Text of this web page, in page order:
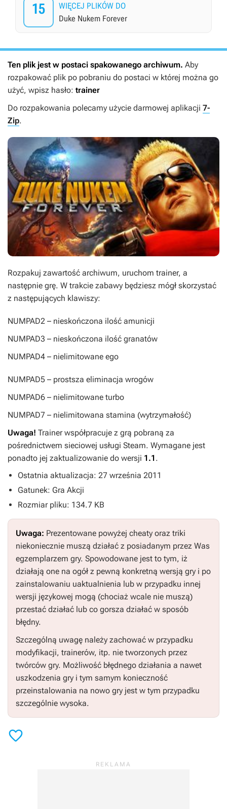
15
WIĘCEJ PLIKÓW DO
Duke Nukem Forever
Ten plik jest w postaci spakowanego archiwum. Aby
rozpakować plik po pobraniu do postaci w której można go
użyć, wpisz hasło: trainer
Do rozpakowania polecamy użycie darmowej aplikacji 7-
Zip.
Rozpakuj zawartość archiwum, uruchom trainer, a
następnie grę. W trakcie zabawy będziesz mógł skorzystać
z następujących klawiszy:
NUMPAD2 – nieskończona ilość amunicji
NUMPAD3 – nieskończona ilość granatów
NUMPAD4 – nielimitowane ego
NUMPAD5 – prostsza eliminacja wrogów
NUMPAD6 – nielimitowane turbo
NUMPAD7 – nielimitowana stamina (wytrzymałość)
Uwaga! Trainer współpracuje z grą pobraną za
pośrednictwem sieciowej usługi Steam. Wymagane jest
ponadto jej zaktualizowanie do wersji 1.1 .
Ostatnia aktualizacja: 27 września 2011
Gatunek: Gra Akcji
Rozmiar pliku: 134.7 KB
Uwaga: Prezentowane powyżej cheaty oraz triki
niekoniecznie muszą działać z posiadanym przez Was
egzemplarzem gry. Spowodowane jest to tym, iż
działają one na ogół z pewną konkretną wersją gry i po
zainstalowaniu uaktualnienia lub w przypadku innej
wersji językowej mogą (chociaż wcale nie muszą)
przestać działać lub co gorsza działać w sposób
błędny.
Szczególną uwagę należy zachować w przypadku
modyfikacji, trainerów, itp. nie tworzonych przez
twórców gry. Możliwość błędnego działania a nawet
uszkodzenia gry i tym samym konieczność
przeinstalowania na nowo gry jest w tym przypadku
szczególnie wysoka.
